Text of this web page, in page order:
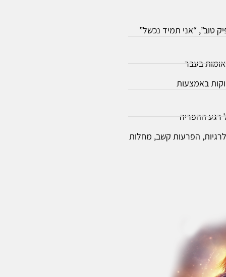
טוב”, “אני תמיד נכשל”
בעבר
באמצעות
רגע ההפריה
הפרעות קשב, מחלות